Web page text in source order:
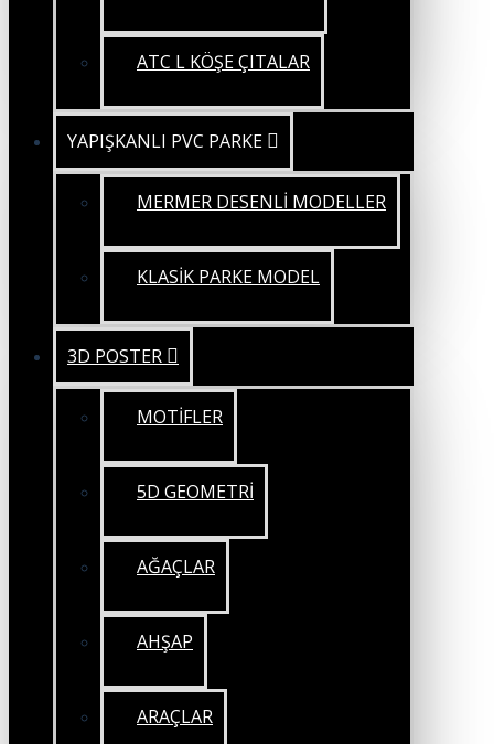
ATC L KÖŞE ÇITALAR
YAPIŞKANLI PVC PARKE
MERMER DESENLİ MODELLER
KLASİK PARKE MODEL
3D POSTER
MOTİFLER
5D GEOMETRİ
AĞAÇLAR
AHŞAP
ARAÇLAR